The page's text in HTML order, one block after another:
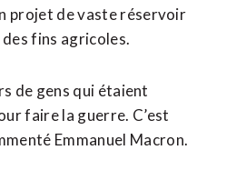
projet de vaste réservoir
fins agricoles.
de gens qui étaient
faire la guerre. C’est
Emmanuel Macron.